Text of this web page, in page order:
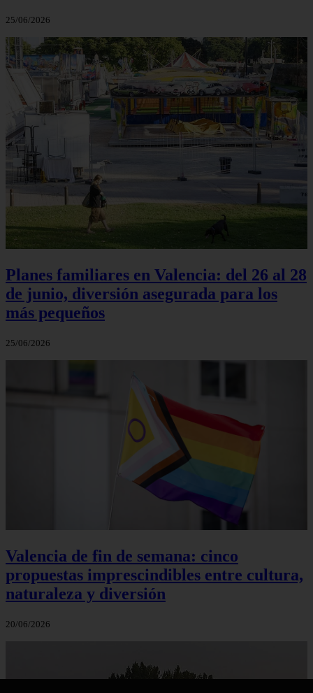
25/06/2026
Planes familiares en Valencia: del 26 al 28
de junio, diversión asegurada para los
más pequeños
25/06/2026
Valencia de fin de semana: cinco
propuestas imprescindibles entre cultura,
naturaleza y diversión
20/06/2026